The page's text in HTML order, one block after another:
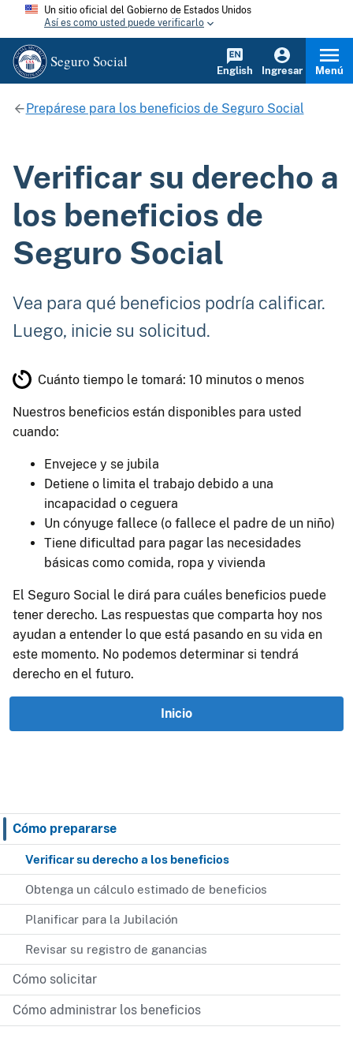
Un sitio oficial del Gobierno de Estados Unidos
Así es como usted puede verificarlo
Seguro Social
English Ingresar Menú
Prepárese para los beneficios de Seguro Social
Cómo prepararse
Verificar su derecho a los beneficios
Obtenga un cálculo estimado de beneficios
Planificar para la Jubilación
Revisar su registro de ganancias
Cómo solicitar
Cómo administrar los beneficios
Verificar su derecho a
los beneficios de
Seguro Social
Vea para qué beneficios podría calificar.
Luego, inicie su solicitud.
Cuánto tiempo le tomará: 10 minutos o menos
Nuestros beneficios están disponibles para usted
cuando:
Envejece y se jubila
Detiene o limita el trabajo debido a una
incapacidad o ceguera
Un cónyuge fallece (o fallece el padre de un niño)
Tiene dificultad para pagar las necesidades
básicas como comida, ropa y vivienda
El Seguro Social le dirá para cuáles beneficios puede
tener derecho. Las respuestas que comparta hoy nos
ayudan a entender lo que está pasando en su vida en
este momento. No podemos determinar si tendrá
derecho en el futuro.
Inicio